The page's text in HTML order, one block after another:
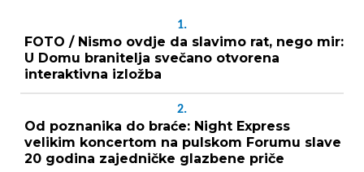
1.
FOTO / Nismo ovdje da slavimo rat, nego mir:
U Domu branitelja svečano otvorena
interaktivna izložba
2.
Od poznanika do braće: Night Express
velikim koncertom na pulskom Forumu slave
20 godina zajedničke glazbene priče